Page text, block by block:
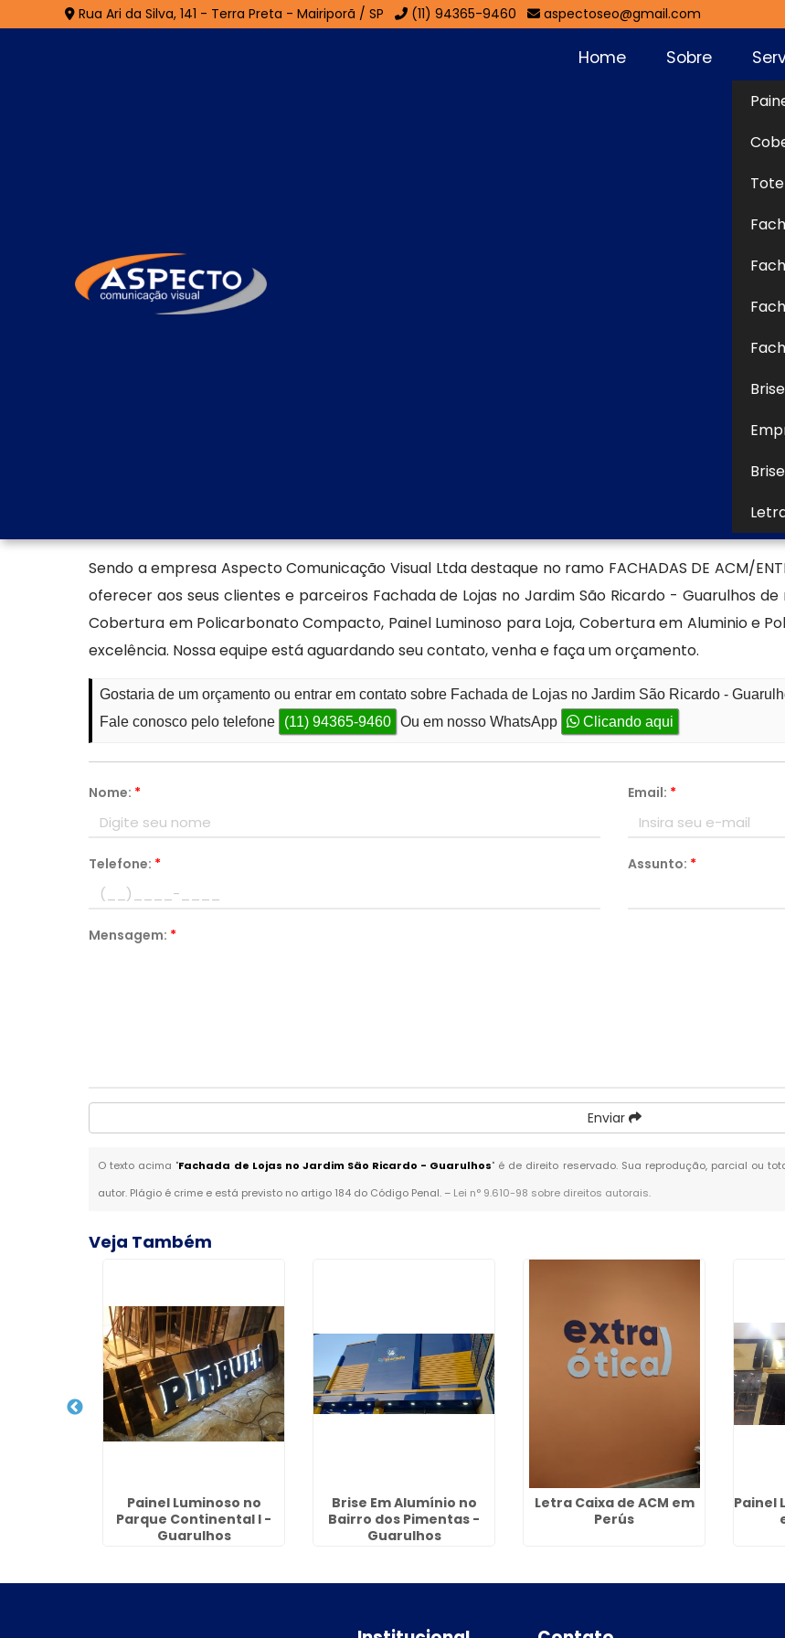
Rua Ari da Silva, 141 - Terra Preta - Mairiporã / SP (11) 94365-9460 aspectoseo@gmail.com
Home Sobre
Se você está procurando por especialistas em
Guarulhospara te auxiliar com uma composição positiva, comunicação visual
personalizada para sua empresa, encontrou o lugar certo! Seja bem-vindo a Aspecto
comunicação visual. Quer saber mais sobre nossas soluções? Continue navegando em nosso
para conferir o catálogo completo. Se preferir, utilize os canais de comunicação disponíveis e
Sendo a empresa Aspecto Comunicação Visual Ltda destaque no ramo FACHADAS DE ACM/
oferecer aos seus clientes e parceiros Fachada de Lojas no Jardim São Ricardo - Guarulhos
Cobertura em Policarbonato Compacto, Painel Luminoso para Loja, Cobertura em Aluminio e
excelência. Nossa equipe está aguardando seu contato, venha e faça um orçamento.
Gostaria de um orçamento ou entrar em contato sobre Fachada de Lojas no Jardim São Ricardo -
Fale conosco pelo telefone
(11) 94365-9460 Ou em nosso WhatsApp Clicando aqui
Nome: * Email: *
Telefone: * Assunto: *
Mensagem: *
Enviar
O texto acima "Fachada de Lojas no Jardim São Ricardo - Guarulhos" é de direito reservado. Sua reprodução, parcial ou
autor. Plágio é crime e está previsto no artigo 184 do Código Penal. – Lei n° 9.610-98 sobre direitos autorais.
Veja Também
Painel Luminoso no
Parque Continental I -
Guarulhos
Brise Em Alumínio no
Bairro dos Pimentas -
Guarulhos
Letra Caixa de ACM em
Perús
Painel